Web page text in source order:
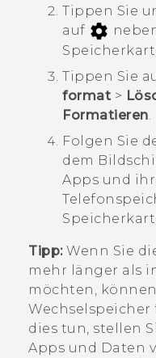
Tippen Sie
auf
Tippen Sie
format >
Formatieren.
Folgen Sie
dem
Apps und
Tipp:Wenn Sie
mehr länger als
möchten,
Wechselspeicher
dies tun, stellen
Apps und Daten